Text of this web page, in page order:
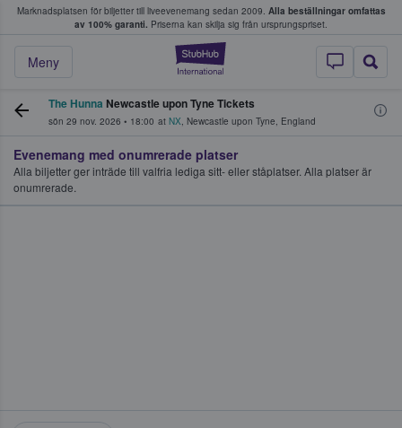
Marknadsplatsen för biljetter till liveevenemang sedan 2009. Alla beställningar omfattas
av 100% garanti. Priserna kan skilja sig från ursprungspriset.
StubHub – där
Meny
köper och säljer biljetter.
The Hunna Newcastle upon Tyne Tickets
sön 29 nov. 2026 • 18:00 at NX, Newcastle upon Tyne, England
Evenemang med onumrerade platser
Alla biljetter ger inträde till valfria lediga sitt- eller ståplatser. Alla platser är
onumrerade.